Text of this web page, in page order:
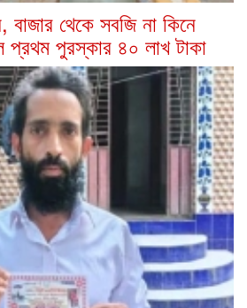
বাজার থেকে সবজি না কিনে
প্রথম পুরস্কার ৪০ লাখ টাকা